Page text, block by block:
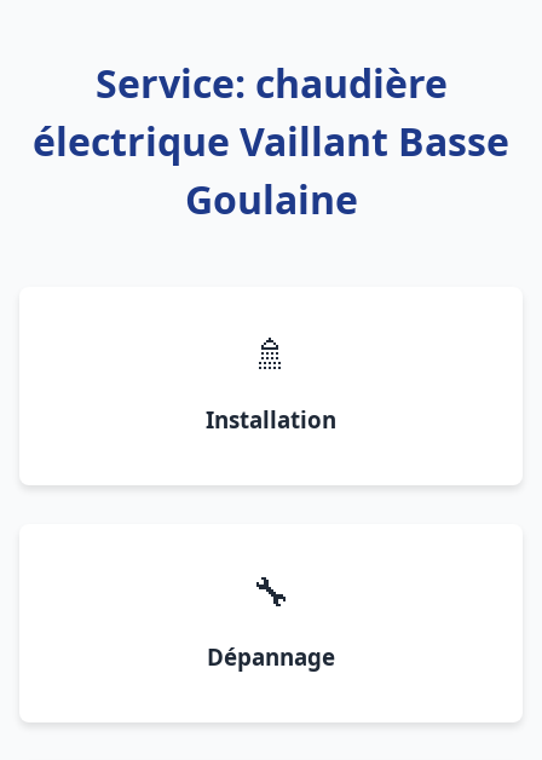
Service: chaudière
électrique Vaillant Basse
Goulaine
🚿
Installation
🔧
Dépannage